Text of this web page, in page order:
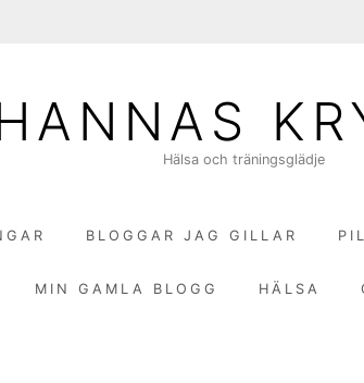
Hälsa och träningsglädje
BLOGGAR JAG GILLAR
MIN GAMLA BLOGG HÄLSA